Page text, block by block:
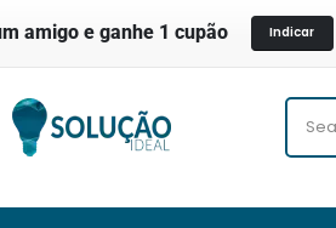
amigo e ganhe 1 cupão Indicar